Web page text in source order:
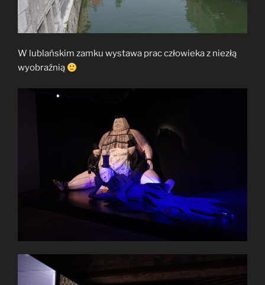
W lublańskim zamku wystawa prac człowieka z niezłą
wyobraźnią